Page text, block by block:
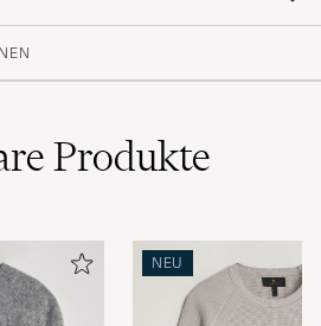
CAREOFCARL.DK
Produkte
NEU